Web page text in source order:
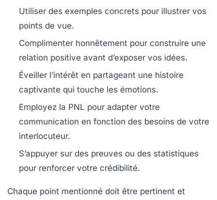
Utiliser des exemples concrets pour illustrer vos
points de vue.
Complimenter honnêtement pour construire une
relation positive avant d’exposer vos idées.
Éveiller l’intérêt en partageant une histoire
captivante qui touche les émotions.
Employez la PNL pour adapter votre
communication en fonction des besoins de votre
interlocuteur.
S’appuyer sur des preuves ou des statistiques
pour renforcer votre crédibilité.
Chaque point mentionné doit être pertinent et